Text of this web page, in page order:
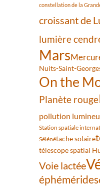
constellation de la
croissant de
lumière
Mars
Nuits-Saint-
On the
Planète rouge
pollution
Station spatiale
Sélénétache solaire
télescope spatial
Voie lactée
éphémérides